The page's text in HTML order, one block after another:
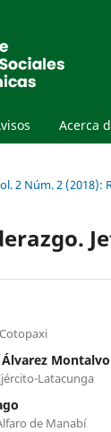
Acerca
2 Núm. 2 (2018):
Montalvo
Latacunga
de Manabí